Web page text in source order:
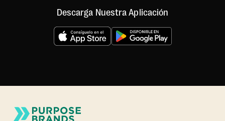
Descarga Nuestra Aplicación